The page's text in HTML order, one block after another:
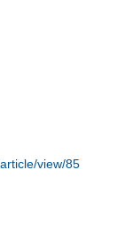
view/85